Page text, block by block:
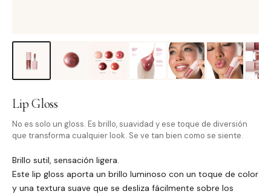
Lip Gloss
No es solo un gloss. Es brillo, suavidad y ese toque de diversión
que transforma cualquier look. Se ve tan bien como se siente.
Brillo sutil, sensación ligera.
Este lip gloss aporta un brillo luminoso con un toque de color
y una textura suave que se desliza fácilmente sobre los